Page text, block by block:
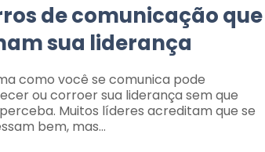
de comunicação que
sua liderança
como você se comunica pode
ou corroer sua liderança sem que
Muitos líderes acreditam que se
bem, mas…